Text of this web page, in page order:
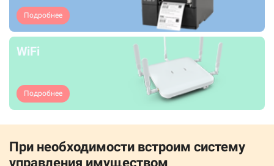
Подробнее
WiFi
Подробнее
При необходимости встроим систему
управления имуществом